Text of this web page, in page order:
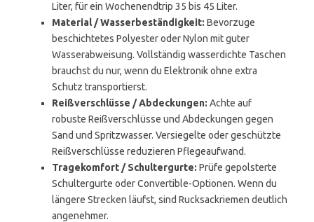
Liter, für ein Wochenendtrip 35 bis 45 Liter.
Material / Wasserbeständigkeit: Bevorzuge
beschichtetes Polyester oder Nylon mit guter
Wasserabweisung. Vollständig wasserdichte Taschen
brauchst du nur, wenn du Elektronik ohne extra
Schutz transportierst.
Reißverschlüsse / Abdeckungen: Achte auf
robuste Reißverschlüsse und Abdeckungen gegen
Sand und Spritzwasser. Versiegelte oder geschützte
Reißverschlüsse reduzieren Pflegeaufwand.
Tragekomfort / Schultergurte: Prüfe gepolsterte
Schultergurte oder Convertible-Optionen. Wenn du
längere Strecken läufst, sind Rucksackriemen deutlich
angenehmer.